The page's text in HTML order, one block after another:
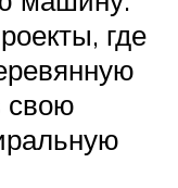
где
свою